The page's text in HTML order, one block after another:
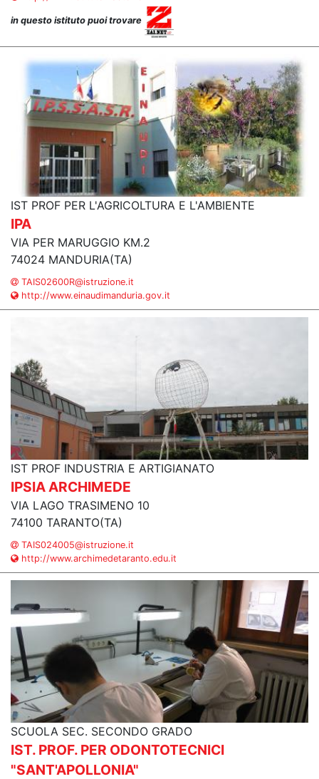
in questo istituto puoi trovare
IST PROF PER L'AGRICOLTURA E L'AMBIENTE
IPA
VIA PER MARUGGIO KM.2
74024 MANDURIA(TA)
TAIS02600R@istruzione.it
http://www.einaudimanduria.gov.it
IST PROF INDUSTRIA E ARTIGIANATO
IPSIA ARCHIMEDE
VIA LAGO TRASIMENO 10
74100 TARANTO(TA)
TAIS024005@istruzione.it
http://www.archimedetaranto.edu.it
SCUOLA SEC. SECONDO GRADO
IST. PROF. PER ODONTOTECNICI
"SANT'APOLLONIA"